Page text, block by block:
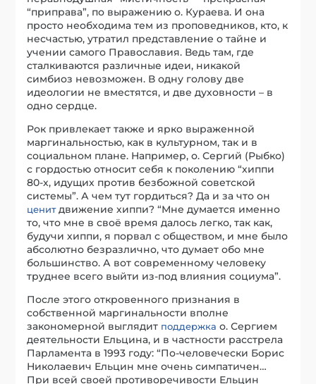
“приправа”, по выражению о. Кураева. И она
просто необходима тем из проповедников, кто, к
несчастью, утратил представление о тайне и
учении самого Православия. Ведь там, где
сталкиваются различные идеи, никакой
симбиоз невозможен. В одну голову две
идеологии не вместятся, и две духовности – в
одно сердце.
Рок привлекает также и ярко выраженной
маргинальностью, как в культурном, так и в
социальном плане. Например, о. Сергий (Рыбко)
с гордостью относит себя к поколению “хиппи
80-х, идущих против безбожной советской
системы”. А чем тут гордиться? Да и за что он
ценитдвижение хиппи? “Мне думается именно
то, что мне в своё время далось легко, так как,
будучи хиппи, я порвал с обществом, и мне было
абсолютно безразлично, что думает обо мне
большинство. А вот современному человеку
труднее всего выйти из-под влияния социума”.
После этого откровенного признания в
собственной маргинальности вполне
закономерной выглядит поддержка о. Сергием
деятельности Ельцина, и в частности расстрела
Парламента в 1993 году: “По-человечески Борис
Николаевич Ельцин мне очень симпатичен…
При всей своей противоречивости Ельцин